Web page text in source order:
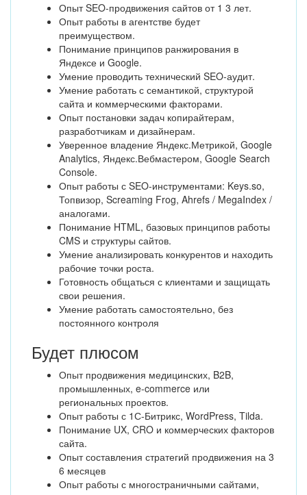
Опыт SEO-продвижения сайтов от 1 3 лет.
Опыт работы в агентстве будет
преимуществом.
Понимание принципов ранжирования в
Яндексе и Google.
Умение проводить технический SEO-аудит.
Умение работать с семантикой, структурой
сайта и коммерческими факторами.
Опыт постановки задач копирайтерам,
разработчикам и дизайнерам.
Уверенное владение Яндекс.Метрикой, Google
Analytics, Яндекс.Вебмастером, Google Search
Console.
Опыт работы с SEO-инструментами: Keys.so,
Топвизор, Screaming Frog, Ahrefs / MegaIndex /
аналогами.
Понимание HTML, базовых принципов работы
CMS и структуры сайтов.
Умение анализировать конкурентов и находить
рабочие точки роста.
Готовность общаться с клиентами и защищать
свои решения.
Умение работать самостоятельно, без
постоянного контроля
Будет плюсом
Опыт продвижения медицинских, B2B,
промышленных, e-commerce или
региональных проектов.
Опыт работы с 1С-Битрикс, WordPress, Tilda.
Понимание UX, CRO и коммерческих факторов
сайта.
Опыт составления стратегий продвижения на 3
6 месяцев
Опыт работы с многостраничными сайтами,